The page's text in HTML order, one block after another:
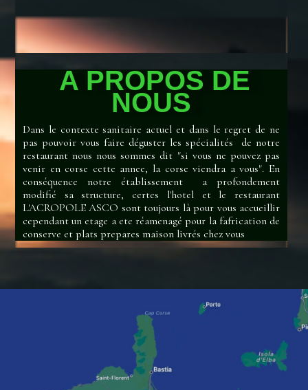
A PROPOS DE
NOUS
Dans le contexte sanitaire actuel et dans le regret de ne
pas pouvoir vous faire déguster les spécialités de notre
restaurant nous nous sommes dit "si vous ne pouvez pas
venir en corse cette annee, la corse viendra a vous". En
conséquence notre établissement a profondement
modifié sa structure, certes l'hotel et le restaurant
L'ACROPOLE ASCO sont toujours là pour vous accueillir
cependant un etage a ete réamenagé pour la fafrication de
conserve et plats prepares maison livrés chez vous